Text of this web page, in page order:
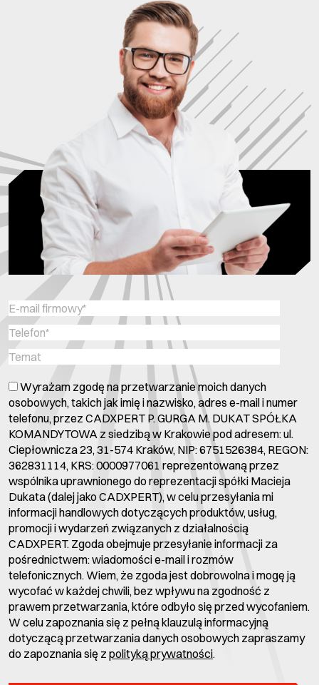
Wyrażam zgodę na przetwarzanie moich danych
osobowych, takich jak imię i nazwisko, adres e-mail i numer
telefonu, przez CADXPERT P. GURGA M. DUKAT SPÓŁKA
KOMANDYTOWA z siedzibą w Krakowie pod adresem: ul.
Ciepłownicza 23, 31-574 Kraków, NIP: 6751526384, REGON:
362831114, KRS: 0000977061 reprezentowaną przez
wspólnika uprawnionego do reprezentacji spółki Macieja
Dukata (dalej jako CADXPERT), w celu przesyłania mi
informacji handlowych dotyczących produktów, usług,
promocji i wydarzeń związanych z działalnością
CADXPERT. Zgoda obejmuje przesyłanie informacji za
pośrednictwem: wiadomości e-mail i rozmów
telefonicznych. Wiem, że zgoda jest dobrowolna i mogę ją
wycofać w każdej chwili, bez wpływu na zgodność z
prawem przetwarzania, które odbyło się przed wycofaniem.
W celu zapoznania się z pełną klauzulą informacyjną
dotyczącą przetwarzania danych osobowych zapraszamy
do zapoznania się z polityką prywatności.